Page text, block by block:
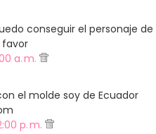
conseguir el personaje de
favor
a. m.
el molde soy de Ecuador
p. m.